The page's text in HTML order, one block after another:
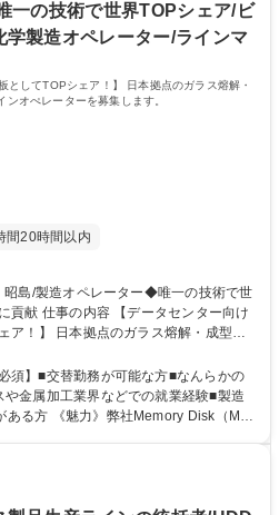
歴・資格 学歴：大学院
一の技術で世界TOPシェア/ビ
学製造オペレーター/ラインマ
としてTOPシェア！】 日本拠点のガラス熔解・
オぺレーターを募集します。
間20時間以内
ター向け
ア！】 日本拠点のガラス熔解・成型ラ
レーターを募集します。 【業務内
している現場での監視業務 【製品】ガ
、徐冷の３つのプロセスから形成され
当社オリジナル設計の生産設備は、高
一の技術で世界TOPシェア/ビッグデー
須】■交替勤務が可能な方■なんらかの
金属加工業界などでの就業経験■製造
Disk（M
データ保存に不可欠な製品であり、今
その大きな需要に、ガラスの素材から